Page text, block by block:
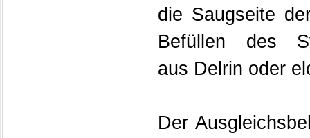
die Saugseite
Befüllen des
aus Delrin oder
Der